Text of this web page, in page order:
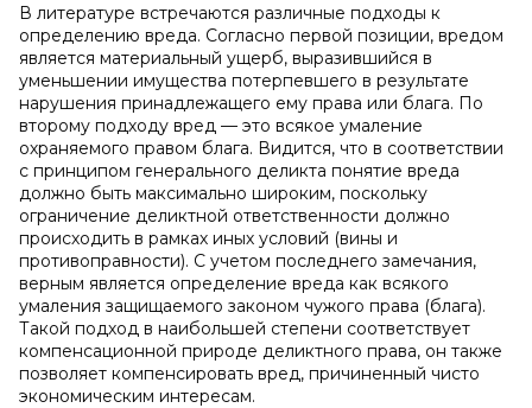
В литературе встречаются различные подходы к
определению вреда. Согласно первой позиции, вредом
является материальный ущерб, выразившийся в
уменьшении имущества потерпевшего в результате
нарушения принадлежащего ему права или блага. По
второму подходу вред — это всякое умаление
охраняемого правом блага. Видится, что в соответствии
с принципом генерального деликта понятие вреда
должно быть максимально широким, поскольку
ограничение деликтной ответственности должно
происходить в рамках иных условий (вины и
противоправности). С учетом последнего замечания,
верным является определение вреда как всякого
умаления защищаемого законом чужого права (блага).
Такой подход в наибольшей степени соответствует
компенсационной природе деликтного права, он также
позволяет компенсировать вред, причиненный чисто
экономическим интересам.